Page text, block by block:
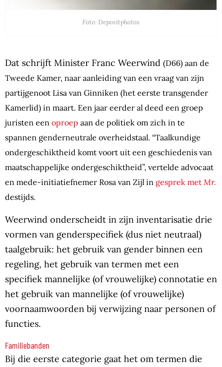
Foto: Depositphotos
Dat schrijft Minister Franc Weerwind (D66) aan de
Tweede Kamer, naar aanleiding van een vraag van zijn
partijgenoot Lisa van Ginniken (het eerste transgender
Kamerlid) in maart. Een jaar eerder al deed een groep
juristen een oproep aan de politiek om zich in te
spannen genderneutrale overheidstaal. “Taalkundige
ondergeschiktheid komt voort uit een geschiedenis van
maatschappelijke ondergeschiktheid”, vertelde advocaat
en mede-initiatiefnemer Rosa van Zijl in gesprek met Mr.
destijds.
Weerwind onderscheidt in zijn inventarisatie drie
vormen van genderspecifiek (dus niet neutraal)
taalgebruik: het gebruik van gender binnen een
regeling, het gebruik van termen met een
specifiek mannelijke (of vrouwelijke) connotatie en
het gebruik van mannelijke (of vrouwelijke)
voornaamwoorden bij verwijzing naar personen of
functies.
Familiebanden
Bij die eerste categorie gaat het om termen die